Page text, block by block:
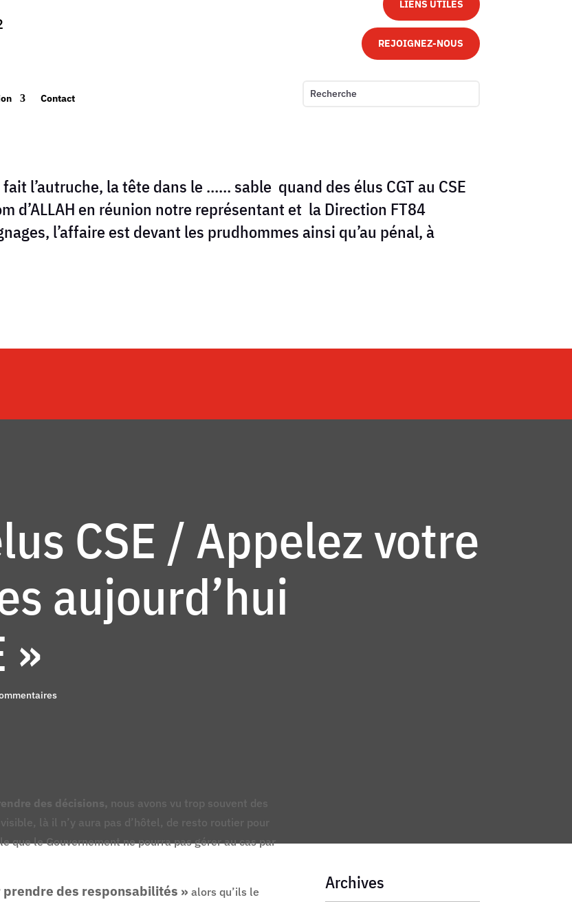
Contact
LIENS UTILES
REJOIGNEZ-NOUS
fait l’autruche, la tête dans le …… sable quand des élus CGT au CSE
d’ALLAH en réunion notre représentant et la Direction FT84
l’affaire est devant les prudhommes ainsi qu’au pénal, à
CSE / Appelez votre
aujourd’hui
»
des décisions, nous avons vu trop souvent des
là il n’y aura pas d’hôtel, de resto routier pour
que le Gouvernement ne pourra pas gérer au cas par
prendre des responsabilités » alors qu’ils le
Archives